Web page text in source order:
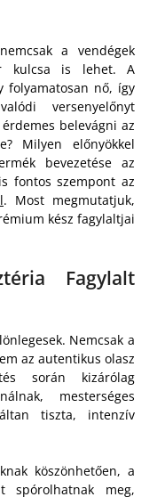
a vendégek
kulcsa is lehet. A
folyamatosan nő, így
versenyelőnyt
belevágni az
Milyen előnyökkel
bevezetése az
fontos szempont az
. Most megmutatjuk,
kész fagylaltjai
Fagylalt
Nemcsak a
az autentikus olasz
során kizárólag
mesterséges
tiszta, intenzív
köszönhetően, a
spórolhatnak meg,